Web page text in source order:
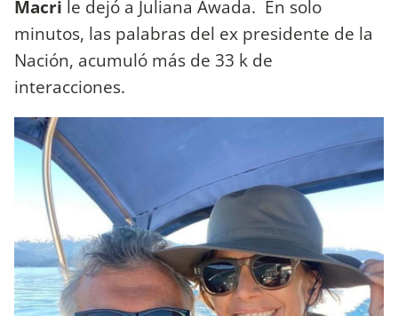
Macri le dejó a Juliana Awada. En solo
minutos, las palabras del ex presidente de la
Nación, acumuló más de 33 k de
interacciones.